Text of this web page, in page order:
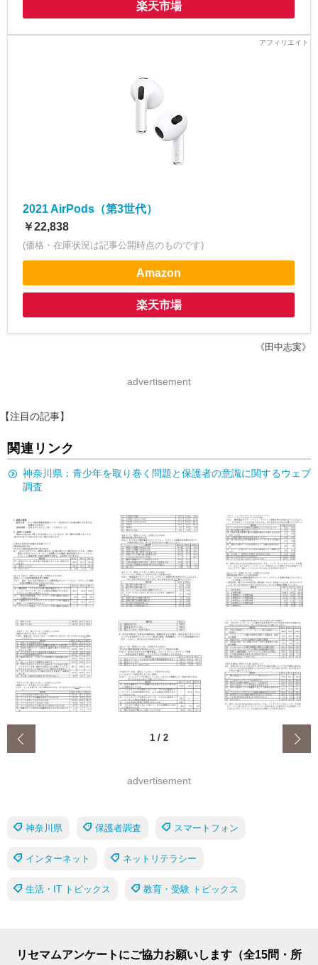
楽天市場
2021 AirPods（第3世代）
￥22,838
(価格・在庫状況は記事公開時点のものです)
Amazon
楽天市場
《田中志実》
advertisement
【注目の記事】
関連リンク
神奈川県：青少年を取り巻く問題と保護者の意識に関するウェブ
調査
1 / 2
advertisement
神奈川県 保護者調査 スマートフォン
インターネット ネットリテラシー
生活・IT トピックス 教育・受験 トピックス
リセマムアンケートにご協力お願いします（全15問・所